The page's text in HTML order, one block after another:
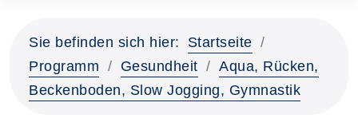
Sie befinden sich hier:
Startseite
Programm
Gesundheit
Aqua, Rücken,
Beckenboden, Slow Jogging, Gymnastik